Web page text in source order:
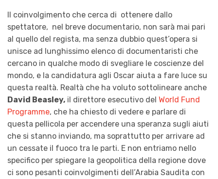
Il coinvolgimento che cerca di ottenere dallo
spettatore, nel breve documentario, non sarà mai pari
al quello del regista, ma senza dubbio quest’opera si
unisce ad lunghissimo elenco di documentaristi che
cercano in qualche modo di svegliare le coscienze del
mondo, e la candidatura agli Oscar aiuta a fare luce su
questa realtà. Realtà che ha voluto sottolineare anche
David Beasley, il direttore esecutivo del World Fund
Programme, che ha chiesto di vedere e parlare di
questa pellicola per accendere una speranza sugli aiuti
che si stanno inviando, ma soprattutto per arrivare ad
un cessate il fuoco tra le parti. E non entriamo nello
specifico per spiegare la geopolitica della regione dove
ci sono pesanti coinvolgimenti dell’Arabia Saudita con